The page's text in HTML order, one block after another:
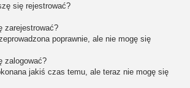
się rejestrować?
zarejestrować?
poprawnie, ale nie mogę się
zalogować?
jakiś czas temu, ale teraz nie mogę się